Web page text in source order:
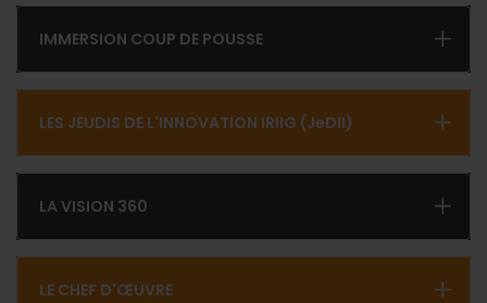
IMMERSION COUP DE POUSSE
LES JEUDIS DE L'INNOVATION IRIIG (JeDII)
LA VISION 360
LE CHEF D'ŒUVRE